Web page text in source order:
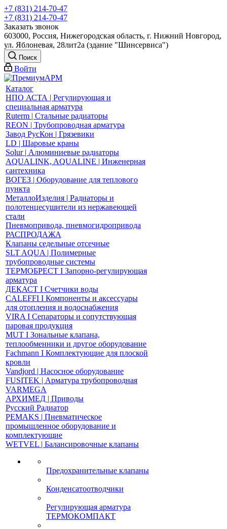
+7 (831) 214-70-47
+7 (831) 214-70-47
Заказать звонок
603000, Россия, Нижегородская область, г. Нижний Новгород,
ул. Яблоневая, 28лит2а (здание "Шинсервиса")
Поиск
Войти
Каталог
НПО АСТА | Регулирующая и
специальная арматура
Ruterm | Стальные радиаторы
REON | Трубопроводная арматура
Завод РусКон | Грязевики
LD | Шаровые краны
Solur | Алюминиевые радиаторы
AQUALINK, AQUALINE | Инженерная
сантехника
ВОГЕЗ | Оборудование для теплового
пункта
МеталлоИзделия | Радиаторы и
полотенцесушители из нержавеющей
стали
Пневмопривода, пневмогидропривода
РАСПРОДАЖА
Клапаны седельные отсечные
SLT AQUA | Полимерные
трубопроводные системы
ТЕРМОБРЕСТ І Запорно-регулирующая
арматура
ДЕКАСТ І Счетчики воды
CALEFFI І Компоненты и аксессуары
для отопления и водоснабжения
VIRA І Сепараторы и сопутствующая
паровая продукция
MUT І Зональные клапана,
теплообменники и другое оборудование
Fachmann І Комплектующие для плоской
кровли
Vandjord | Насосное оборудование
FUSITEK | Арматура трубопроводная
VARMEGA
АРХИМЕД | Приводы
Русский Радиатор
PEMAKS | Пневматическое
промышленное оборудование и
комплектующие
WETVEL | Балансировочные клапаны
Предохранительные клапаны
Конденсатоотводчики
Регулирующая арматура
ТЕРМОКОМПАКТ